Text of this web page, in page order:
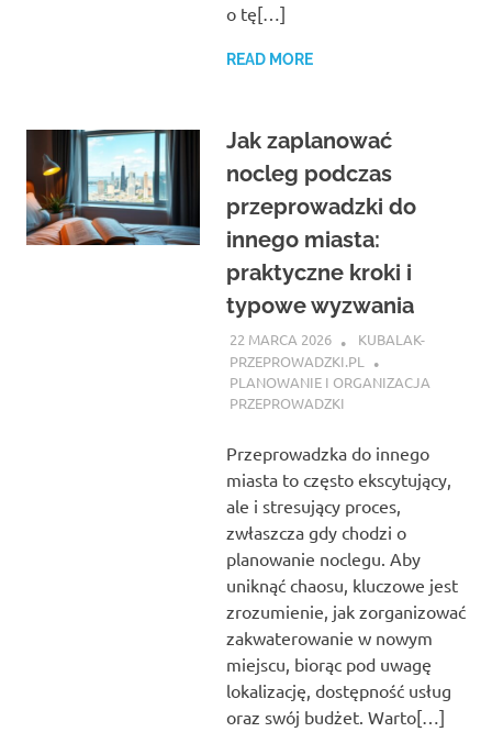
o tę[…]
READ MORE
Jak zaplanować
nocleg podczas
przeprowadzki do
innego miasta:
praktyczne kroki i
typowe wyzwania
22 MARCA 2026
KUBALAK-
PRZEPROWADZKI.PL
PLANOWANIE I ORGANIZACJA
PRZEPROWADZKI
Przeprowadzka do innego
miasta to często ekscytujący,
ale i stresujący proces,
zwłaszcza gdy chodzi o
planowanie noclegu. Aby
uniknąć chaosu, kluczowe jest
zrozumienie, jak zorganizować
zakwaterowanie w nowym
miejscu, biorąc pod uwagę
lokalizację, dostępność usług
oraz swój budżet. Warto[…]